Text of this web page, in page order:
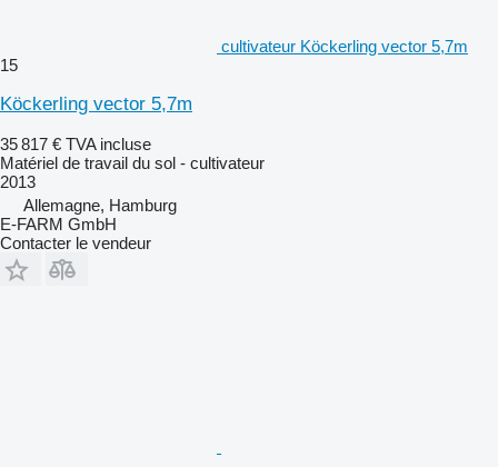
cultivateur Köckerling vector 5,7m
15
Köckerling vector 5,7m
35 817 € TVA incluse
Matériel de travail du sol - cultivateur
2013
Allemagne, Hamburg
E-FARM GmbH
Contacter le vendeur